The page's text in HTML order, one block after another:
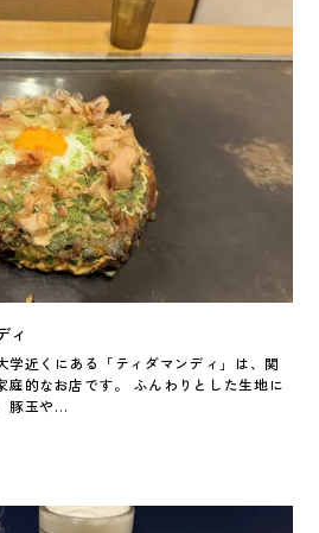
ィ
学近くにある「ティダマンディ」は、関
庭的なお店です。 ふんわりとした生地に
豚玉や…